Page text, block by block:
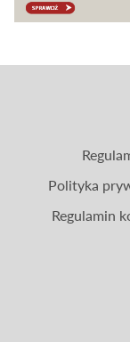
Polityka
Regulamin